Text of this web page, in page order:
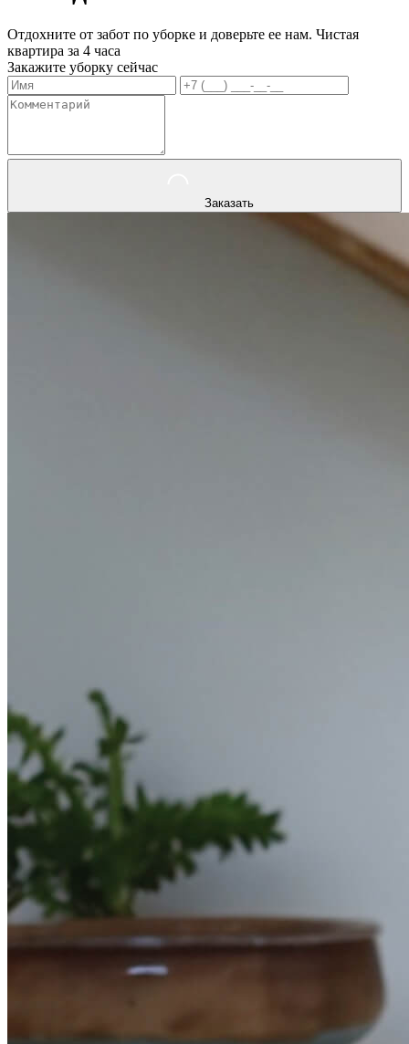
Отдохните от забот по уборке и доверьте ее нам. Чистая
квартира за 4 часа
Закажите уборку сейчас
Заказать